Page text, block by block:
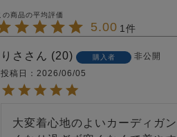
5.00 1
りさ 20 購入者
非公開
投稿日
2026/06/05
大変着心地のよいカーディガ